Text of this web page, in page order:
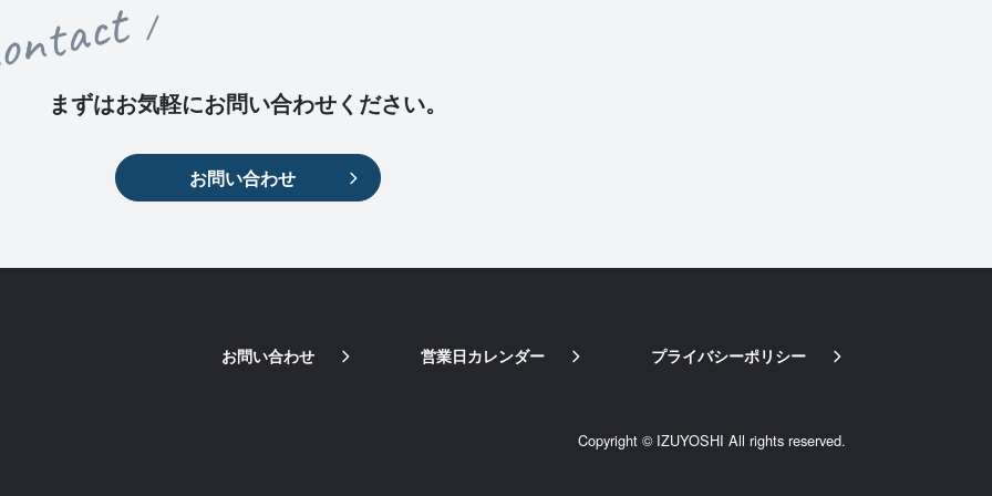
まずはお気軽にお問い合わせください。
お問い合わせ
お問い合わせ 営業日カレンダー プライバシーポリシー
Copyright © IZUYOSHI All rights reserved.